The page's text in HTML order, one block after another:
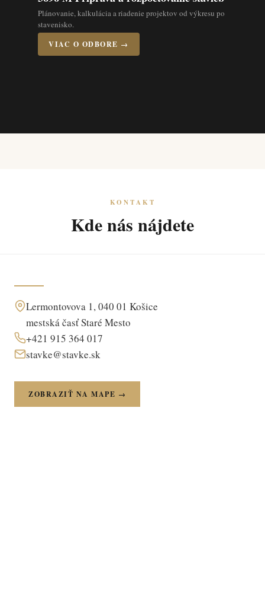
Plánovanie, kalkulácia a riadenie projektov od výkresu po
stavenisko.
VIAC O ODBORE →
KONTAKT
Kde nás nájdete
Lermontovova 1, 040 01 Košice
mestská časť Staré Mesto
+421 915 364 017
stavke@stavke.sk
ZOBRAZIŤ NA MAPE →